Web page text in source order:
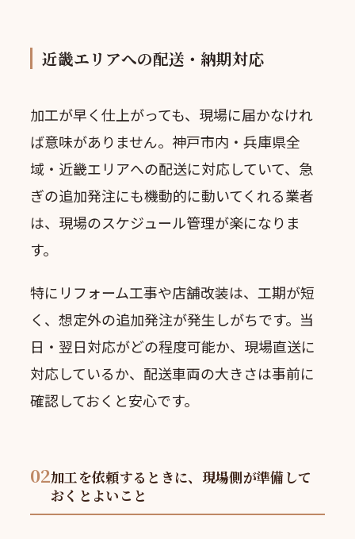
近畿エリアへの配送・納期対応
加工が早く仕上がっても、現場に届かなけれ
ば意味がありません。神戸市内・兵庫県全
域・近畿エリアへの配送に対応していて、急
ぎの追加発注にも機動的に動いてくれる業者
は、現場のスケジュール管理が楽になりま
す。
特にリフォーム工事や店舗改装は、工期が短
く、想定外の追加発注が発生しがちです。当
日・翌日対応がどの程度可能か、現場直送に
対応しているか、配送車両の大きさは事前に
確認しておくと安心です。
02加工を依頼するときに、現場側が準備して
おくとよいこと